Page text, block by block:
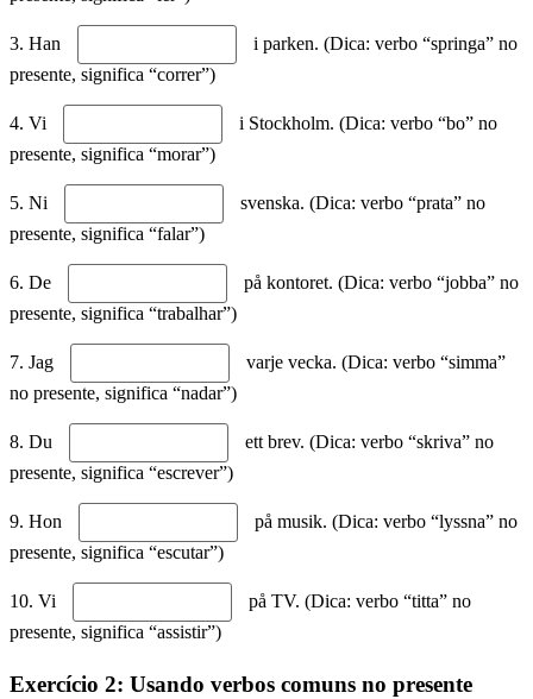
3. Han
i parken. (Dica: verbo “springa” no
presente, significa “correr”)
4. Vi
i Stockholm. (Dica: verbo “bo” no
presente, significa “morar”)
5. Ni
svenska. (Dica: verbo “prata” no
presente, significa “falar”)
6. De
på kontoret. (Dica: verbo “jobba” no
presente, significa “trabalhar”)
7. Jag
varje vecka. (Dica: verbo “simma”
no presente, significa “nadar”)
8. Du
ett brev. (Dica: verbo “skriva” no
presente, significa “escrever”)
9. Hon
på musik. (Dica: verbo “lyssna” no
presente, significa “escutar”)
10. Vi
på TV. (Dica: verbo “titta” no
presente, significa “assistir”)
Exercício 2: Usando verbos comuns no presente